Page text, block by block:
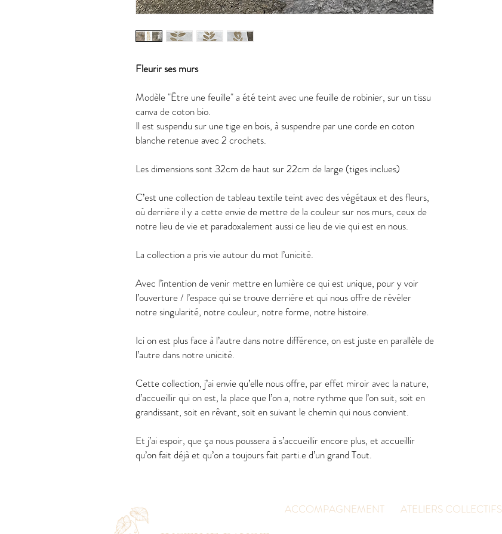
Fleurir ses murs
Modèle "Être une feuille" a été teint avec une feuille de robinier, sur un tissu
canva de coton bio.
Il est suspendu sur une tige en bois, à suspendre par une corde en coton
blanche retenue avec 2 crochets.
Les dimensions sont 32cm de haut sur 22cm de large (tiges inclues)
C’est une collection de tableau textile teint avec des végétaux et des fleurs,
où derrière il y a cette envie de mettre de la couleur sur nos murs, ceux de
notre lieu de vie et paradoxalement aussi ce lieu de vie qui est en nous.
La collection a pris vie autour du mot l’unicité.
Avec l’intention de venir mettre en lumière ce qui est unique, pour y voir
l’ouverture / l’espace qui se trouve derrière et qui nous offre de révéler
notre singularité, notre couleur, notre forme, notre histoire.
Ici on est plus face à l’autre dans notre différence, on est juste en parallèle de
l’autre dans notre unicité.
Cette collection, j’ai envie qu’elle nous offre, par effet miroir avec la nature,
d’accueillir qui on est, la place que l’on a, notre rythme que l’on suit, soit en
grandissant, soit en rêvant, soit en suivant le chemin qui nous convient.
Et j’ai espoir, que ça nous poussera à s’accueillir encore plus, et accueillir
qu’on fait déjà et qu’on a toujours fait parti.e d’un grand Tout.
ACCOMPAGNEMENT ATELIERS COLLECTIFS